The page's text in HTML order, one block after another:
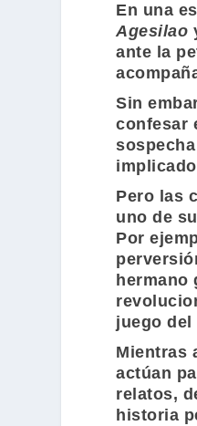
En una
Agesilao
ante la
Sin
confesar
Pero las
uno de
Por
hermano
juego del
Mientras
actúan
relatos,
historia